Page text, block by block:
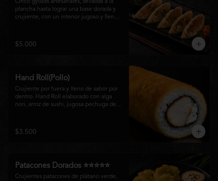
Cinco gyozas artesanales, selladas a la
plancha hasta lograr una base dorada y
crujiente, con un interior jugoso y lleno
perfecto entre tradición japonesa y la
esencia de la cocina nikkei, ideales para
$5.000
Hand Roll(Pollo)
Crujiente por fuera y lleno de sabor por
dentro. Hand Roll elaborado con alga
nori, arroz de sushi, jugosa pechuga de
combinación perfecta de textura y
cremosidad que convierte este clásico en
$3.500
Patacones Dorados ⭐⭐⭐⭐⭐
Crujientes patacones de plátano verde,